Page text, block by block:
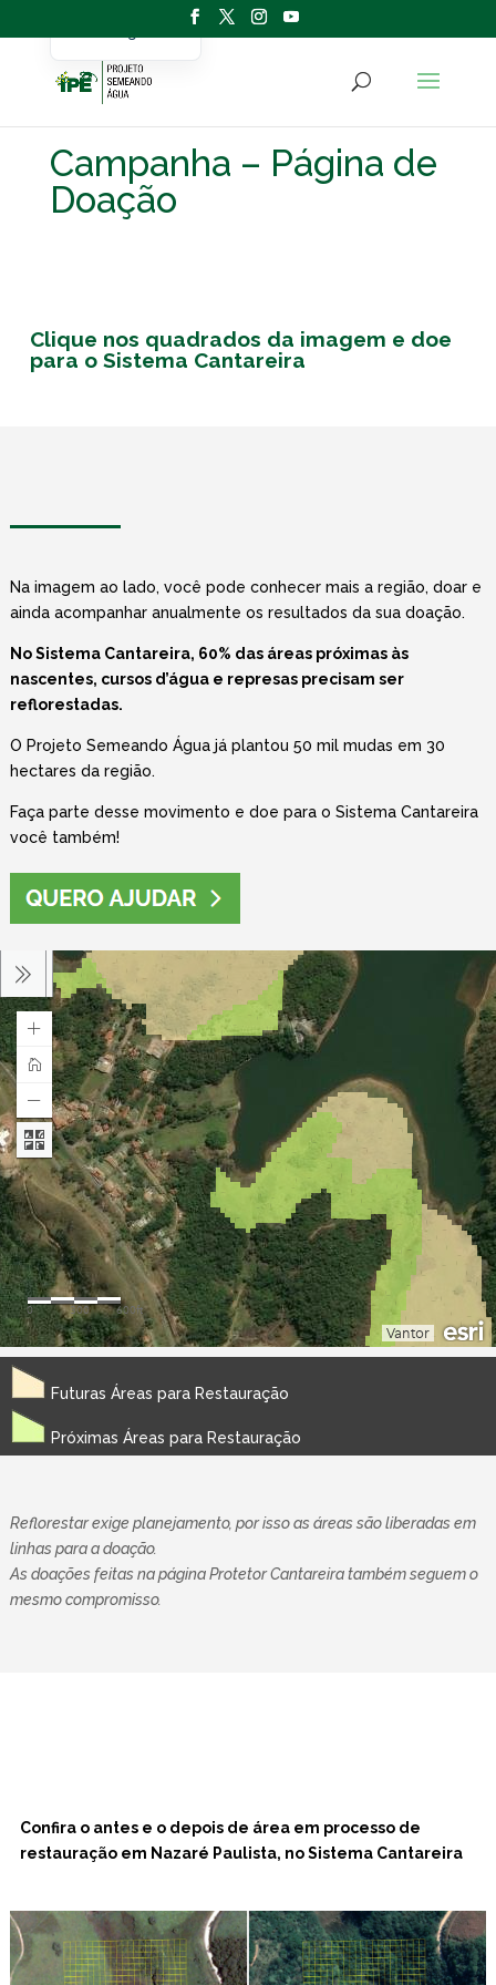
Campanha – Página de
Doação
Clique nos quadrados da imagem e doe
para o Sistema Cantareira
Na imagem ao lado, você pode conhecer mais a região, doar e
ainda acompanhar anualmente os resultados da sua doação.
No Sistema Cantareira, 60% das áreas próximas às
nascentes, cursos d’água e represas precisam ser
reflorestadas.
O Projeto Semeando Água já plantou 50 mil mudas em 30
hectares da região.
Faça parte desse movimento e doe para o Sistema Cantareira
você também!
Futuras Áreas para Restauração
Próximas Áreas para Restauração
Reflorestar exige planejamento, por isso as áreas são liberadas em
linhas para a doação.
As doações feitas na página Protetor Cantareira também seguem o
mesmo compromisso.
Confira o antes e o depois de área em processo de
restauração em Nazaré Paulista, no Sistema Cantareira
English